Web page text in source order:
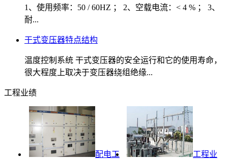
1、使用频率：50 / 60HZ ； 2、空载电流：< 4 % ； 3、
耐...
干式变压器特点结构
温度控制系统 干式变压器的安全运行和它的使用寿命，
很大程度上取决于变压器绕组绝缘...
工程业绩
配电工
工程业